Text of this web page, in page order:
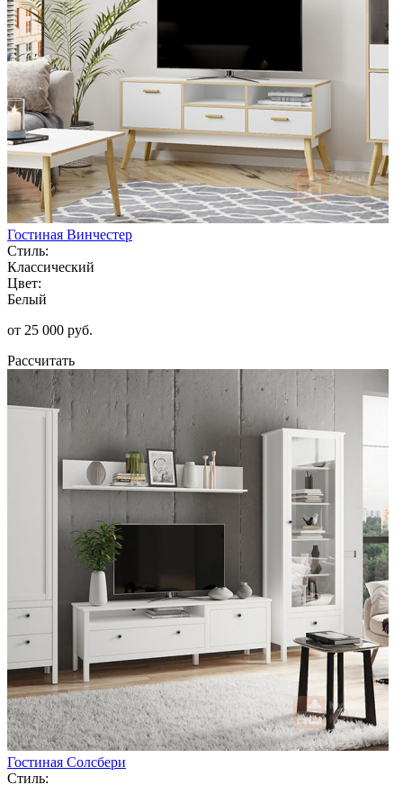
Гостиная Винчестер
Стиль:
Классический
Цвет:
Белый
от 25 000 руб.
Рассчитать
Гостиная Солсбери
Стиль: